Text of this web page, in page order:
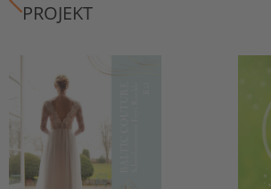
PROJEKT